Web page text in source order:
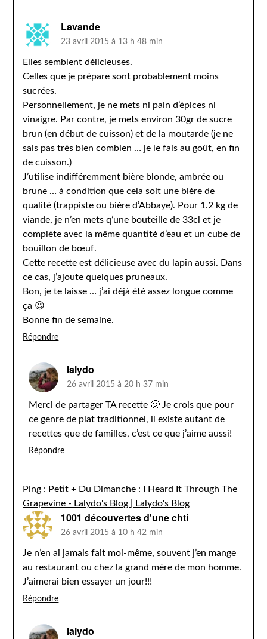
Lavande
23 avril 2015 à 13 h 48 min
Elles semblent délicieuses.
Celles que je prépare sont probablement moins
sucrées.
Personnellement, je ne mets ni pain d’épices ni
vinaigre. Par contre, je mets environ 30gr de sucre
brun (en début de cuisson) et de la moutarde (je ne
sais pas très bien combien … je le fais au goût, en fin
de cuisson.)
J’utilise indifféremment bière blonde, ambrée ou
brune … à condition que cela soit une bière de
qualité (trappiste ou bière d’Abbaye). Pour 1.2 kg de
viande, je n’en mets q’une bouteille de 33cl et je
complète avec la même quantité d’eau et un cube de
bouillon de bœuf.
Cette recette est délicieuse avec du lapin aussi. Dans
ce cas, j’ajoute quelques pruneaux.
Bon, je te laisse … j’ai déjà été assez longue comme
ça 😉
Bonne fin de semaine.
Répondre
lalydo
26 avril 2015 à 20 h 37 min
Merci de partager TA recette 🙂 Je crois que pour
ce genre de plat traditionnel, il existe autant de
recettes que de familles, c’est ce que j’aime aussi!
Répondre
Ping : Petit + Du Dimanche : I Heard It Through The
Grapevine - Lalydo's Blog | Lalydo's Blog
1001 découvertes d'une chti
26 avril 2015 à 10 h 42 min
Je n’en ai jamais fait moi-même, souvent j’en mange
au restaurant ou chez la grand mère de mon homme.
J’aimerai bien essayer un jour!!!
Répondre
lalydo